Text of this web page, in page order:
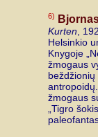
6)
Kurten ,
Helsinkio
Knygoje
žmogaus
žmogaus
„Tigro